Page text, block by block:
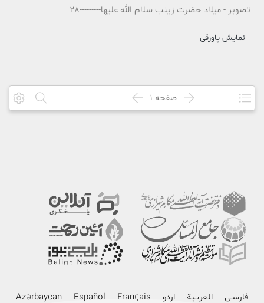
تصویر - میلاد حضرت زینب سلام الله علیها---------28
نمایش پاورقی
صفحه 1
فارسـی العربـیة اردو Français
Español
Azərbaycan